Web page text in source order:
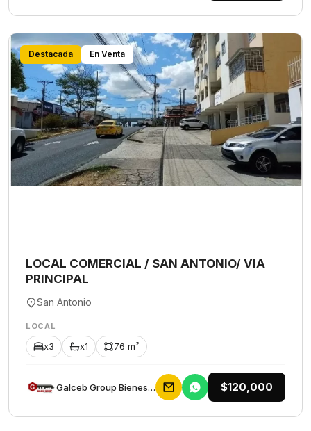
Destacada En Venta
LOCAL COMERCIAL / SAN ANTONIO/ VIA
PRINCIPAL
San Antonio
LOCAL
x3 x1 76 m²
Galceb Group Bienes Raices $120,000